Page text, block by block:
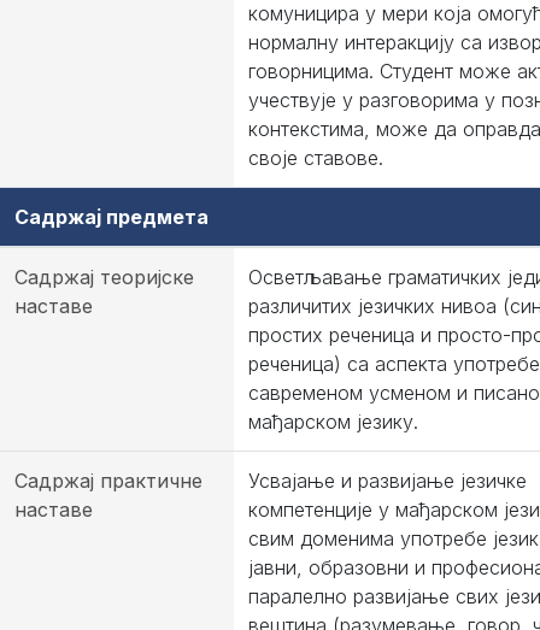
комуницира у мери која
нормалну интеракцију са
говорницима. Студент може
учествује у разговорима у
контекстима, може да
своје ставове.
Садржај предмета
Садржај теоријске
наставе
Осветљавање граматичких
различитих језичких нивоа
простих реченица и просто-
реченица) са аспекта
савременом усменом и
мађарском језику.
Садржај практичне
наставе
Усвајање и развијање језичке
компетенције у мађарском
свим доменима употребе
јавни, образовни и
паралелно развијање свих
вештина (разумевање, говор,